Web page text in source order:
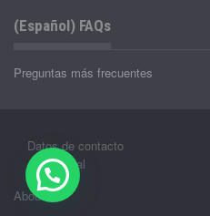
(Español) FAQs
Preguntas más frecuentes
Datos de contacto
Aviso legal
About